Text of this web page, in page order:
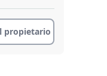
propietario